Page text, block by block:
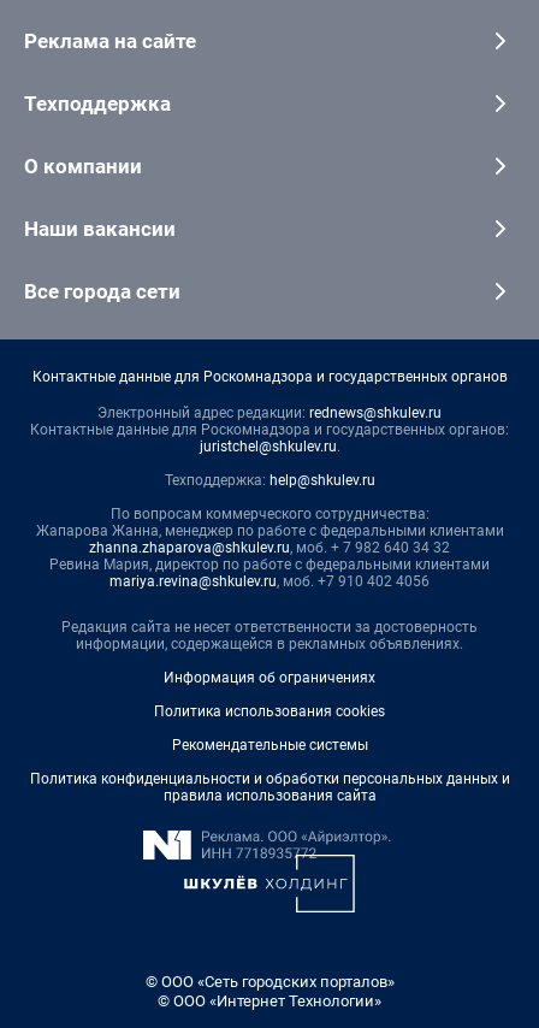
Реклама на сайте
Техподдержка
О компании
Наши вакансии
Все города сети
Контактные данные для Роскомнадзора и государственных органов
Электронный адрес редакции: rednews@shkulev.ru
Контактные данные для Роскомнадзора и государственных органов:
juristchel@shkulev.ru.
Техподдержка: help@shkulev.ru
По вопросам коммерческого сотрудничества:
Жапарова Жанна, менеджер по работе с федеральными клиентами
zhanna.zhaparova@shkulev.ru, моб. + 7 982 640 34 32
Ревина Мария, директор по работе с федеральными клиентами
mariya.revina@shkulev.ru, моб. +7 910 402 4056
Редакция сайта не несет ответственности за достоверность
информации, содержащейся в рекламных объявлениях.
Информация об ограничениях
Политика использования cookies
Рекомендательные системы
Политика конфиденциальности и обработки персональных данных и
правила использования сайта
© ООО «Сеть городских порталов»
© ООО «Интернет Технологии»